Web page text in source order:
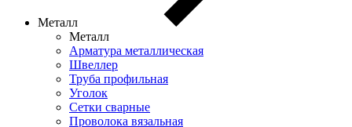
Металл
Металл
Арматура металлическая
Швеллер
Труба профильная
Уголок
Сетки сварные
Проволока вязальная